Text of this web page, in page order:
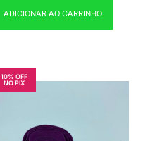
ADICIONAR AO CARRINHO
10% OFF
NO PIX